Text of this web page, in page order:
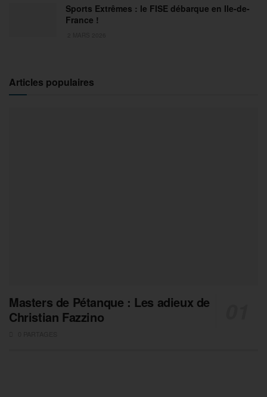
Sports Extrêmes : le FISE débarque en Ile-de-
France !
Articles populaires
Masters de Pétanque : Les adieux de
Christian Fazzino